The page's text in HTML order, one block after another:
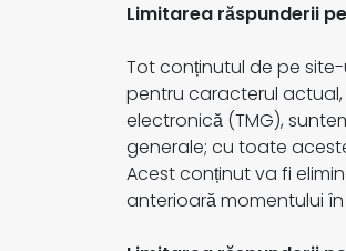
Limitarea răspunderii
Tot conținutul de pe
pentru caracterul actual,
electronică (TMG),
generale; cu toate
Acest conținut va fi
anterioară momentului